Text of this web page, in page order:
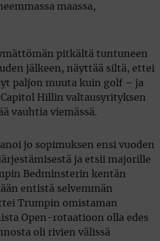
maassa,
pitkältä tuntuneen
jälkeen, näyttää siltä, ettei
paljon muuta kuin golf – ja
Hillin valtausyrityksen
vauhtia viemässä.
jo sopimuksen ensi vuoden
ja etsii majorille
Bedminsterin kentän
entistä selvemmän
Trumpin omistaman
Open-rotaatioon olla edes
oli rivien välissä